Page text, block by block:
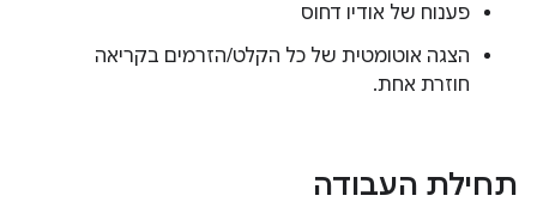
פענוח של אודיו דחוס
הצגה אוטומטית של כל הקלט/הזרמים בקריאה
חוזרת אחת.
תחילת העבודה